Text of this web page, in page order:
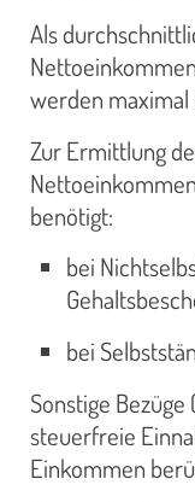
Als
werden maximal
Zur Ermittlung
benötigt:
bei
bei
Sonstige
steuerfreie
Einkommen